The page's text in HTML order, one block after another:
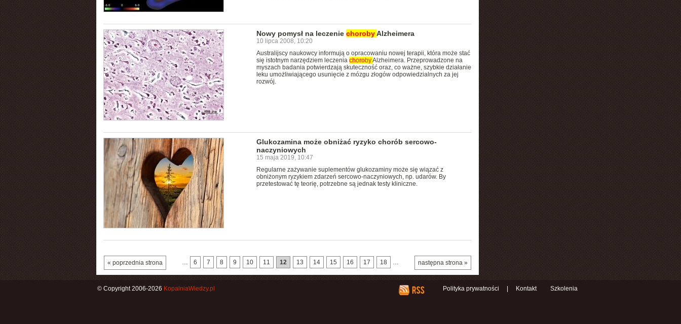
Nowy pomysł na leczenie chorobyAlzheimera
10 lipca 2008, 10:20
Australijscy naukowcy informują o opracowaniu nowej terapii, która może stać
się istotnym narzędziem leczenia chorobyAlzheimera. Przeprowadzone na
myszach badania potwierdzają skuteczność oraz, co ważne, szybkie działanie
leku umożliwiającego usunięcie z mózgu złogów odpowiedzialnych za jej
rozwój.
Glukozamina może obniżać ryzyko chorób sercowo-
naczyniowych
15 maja 2019, 10:47
Regularne zażywanie suplementów glukozaminy może się wiązać z
obniżonym ryzykiem zdarzeń sercowo-naczyniowych, np. udarów. By
przetestować tę teorię, potrzebne są jednak testy kliniczne.
« poprzednia strona następna strona »
… 6 7 8 9 10 11 12 13 14 15 16 17 18 …
Polityka prywatności Kontakt Szkolenia
© Copyright 2006-2026 KopalniaWiedzy.pl